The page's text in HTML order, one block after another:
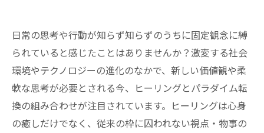
日常の思考や行動が知らず知らずのうちに固定観念に縛
られていると感じたことはありませんか？激変する社会
環境やテクノロジーの進化のなかで、新しい価値観や柔
軟な思考が必要とされる今、ヒーリングとパラダイム転
換の組み合わせが注目されています。ヒーリングは心身
の癒しだけでなく、従来の枠に囚われない視点・物事の